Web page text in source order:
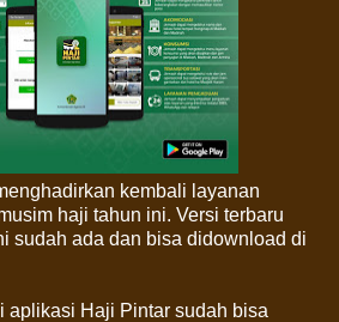
kembali layanan
haji tahun ini. Versi terbaru
sudah ada dan bisa didownload di
aplikasi Haji Pintar sudah bisa